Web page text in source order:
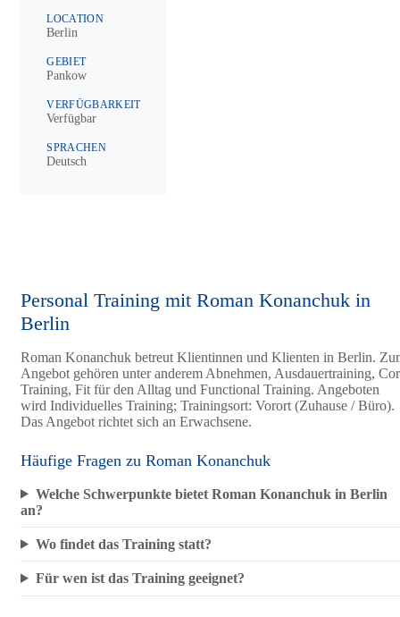
LOCATION
Berlin
GEBIET
Pankow
VERFÜGBARKEIT
Verfügbar
SPRACHEN
Deutsch
Personal Training mit Roman Konanchuk in
Berlin
Roman Konanchuk betreut Klientinnen und Klienten in Berlin.
Angebot gehören unter anderem Abnehmen, Ausdauertraining,
Training, Fit für den Alltag und Functional Training. Angeboten
wird Individuelles Training; Trainingsort: Vorort (Zuhause / Büro).
Das Angebot richtet sich an Erwachsene.
Häufige Fragen zu Roman Konanchuk
Welche Schwerpunkte bietet Roman Konanchuk in Berlin
an?
Wo findet das Training statt?
Für wen ist das Training geeignet?